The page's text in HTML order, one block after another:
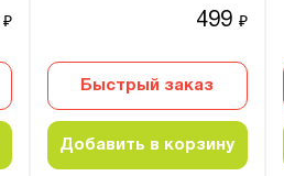
₽ 499₽
Быстрый заказ
Добавить в корзину